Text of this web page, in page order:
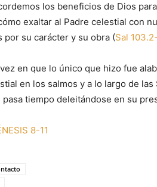
los beneficios de Dios
exaltar al Padre celestial con
por su carácter y su obra (Sal
en que lo único que hizo fue
en los salmos y a lo largo de
tiempo deleitándose en su
8-11